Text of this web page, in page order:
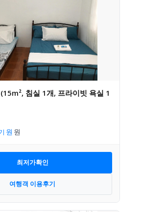
침실 1개, 프라이빗 욕실 1
최저가확인
여행객 이용후기